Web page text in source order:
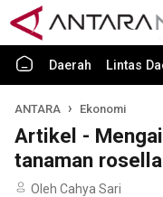
Daerah Lintas
ANTARA Ekonomi
Artikel -
tanaman rosella
Oleh Cahya Sari